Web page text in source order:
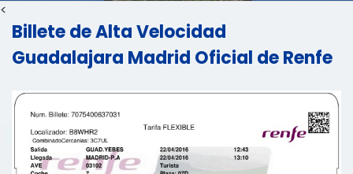
<
Billete de Alta Velocidad
Guadalajara Madrid Oficial de Renfe